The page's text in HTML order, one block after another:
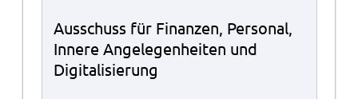
Ausschuss für Finanzen, Personal,
Innere Angelegenheiten und
Digitalisierung